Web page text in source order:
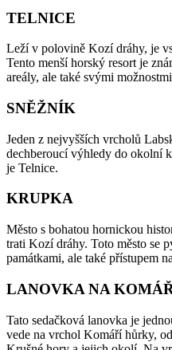
TELNICE
Leží v polovině Kozí dráhy, je
Tento menší horský resort je
areály, ale také svými
SNĚŽNÍK
Jeden z nejvyšších vrcholů
dechberoucí výhledy do okolní
je Telnice.
KRUPKA
Město s bohatou hornickou
trati Kozí dráhy. Toto město se
památkami, ale také přístupem
LANOVKA NA
Tato sedačková lanovka je
vede na vrchol Komáří hůrky,